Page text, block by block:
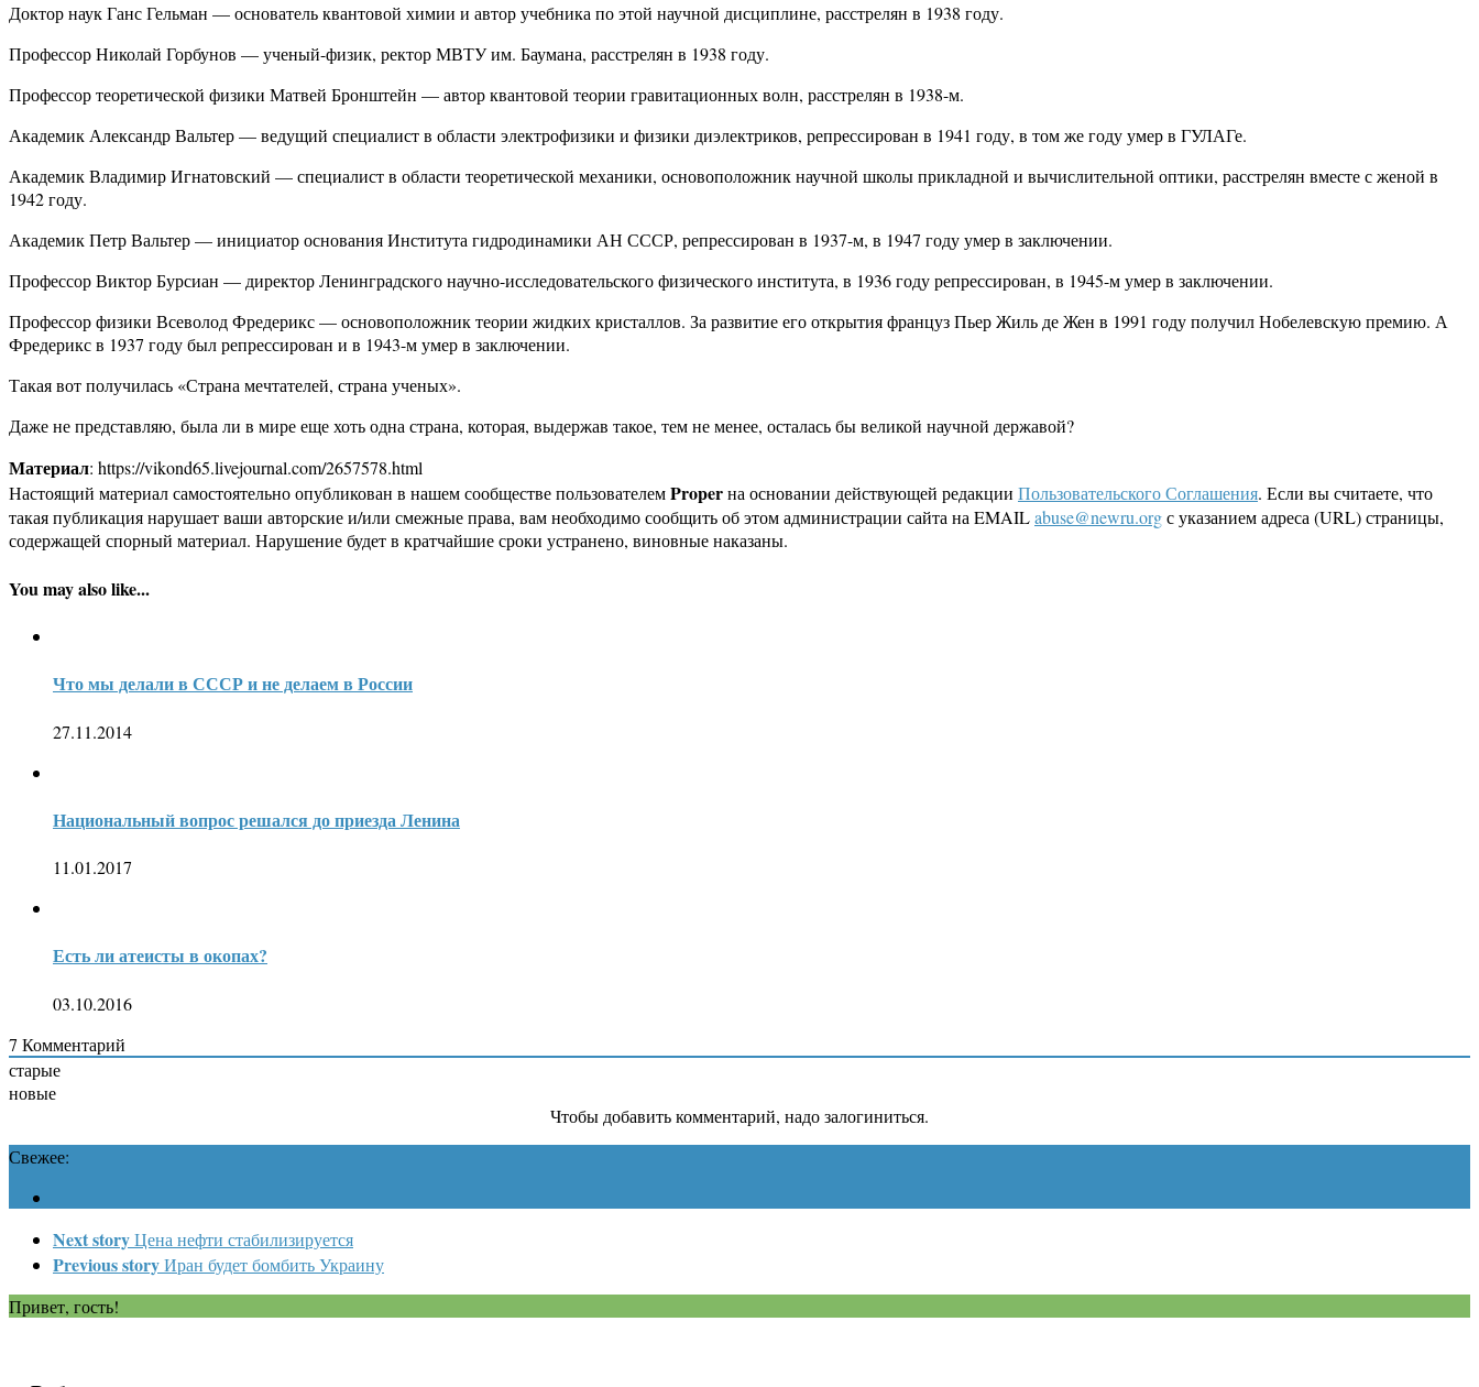
Доктор наук Ганс Гельман — основатель квантовой химии и автор учебника по этой научной дисциплине, расстрелян в 1938 году.
Профессор Николай Горбунов — ученый-физик, ректор МВТУ им. Баумана, расстрелян в 1938 году.
Профессор теоретической физики Матвей Бронштейн — автор квантовой теории гравитационных волн, расстрелян в 1938-м.
Академик Александр Вальтер — ведущий специалист в области электрофизики и физики диэлектриков, репрессирован в 1941 году, в том же году умер в ГУЛАГе.
Академик Владимир Игнатовский — специалист в области теоретической механики, основоположник научной школы прикладной и вычислительной оптики, расстрелян вместе с женой в
1942 году.
Академик Петр Вальтер — инициатор основания Института гидродинамики АН СССР, репрессирован в 1937-м, в 1947 году умер в заключении.
Профессор Виктор Бурсиан — директор Ленинградского научно-исследовательского физического института, в 1936 году репрессирован, в 1945-м умер в заключении.
Профессор физики Всеволод Фредерикс — основоположник теории жидких кристаллов. За развитие его открытия француз Пьер Жиль де Жен в 1991 году получил Нобелевскую премию. А
Фредерикс в 1937 году был репрессирован и в 1943-м умер в заключении.
Такая вот получилась «Страна мечтателей, страна ученых».
Даже не представляю, была ли в мире еще хоть одна страна, которая, выдержав такое, тем не менее, осталась бы великой научной державой?
Материал: https://vikond65.livejournal.com/2657578.html
Настоящий материал самостоятельно опубликован в нашем сообществе пользователемProperна основании действующей редакции Пользовательского Соглашения. Если вы считаете, что
такая публикация нарушает ваши авторские и/или смежные права, вам необходимо сообщить об этом администрации сайта на EMAILabuse@newru.orgс указанием адреса (URL) страницы,
содержащей спорный материал. Нарушение будет в кратчайшие сроки устранено, виновные наказаны.
You may also like...
Что мы делали в СССР и не делаем в России
27.11.2014
Национальный вопрос решался до приезда Ленина
11.01.2017
Есть ли атеисты в окопах?
03.10.2016
7 Комментарий
старые
новые
Чтобы добавить комментарий, надо залогиниться.
Свежее:
Next storyЦена нефти стабилизируется
Previous storyИран будет бомбить Украину
Привет, гость!